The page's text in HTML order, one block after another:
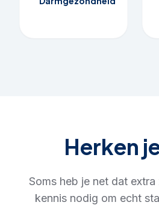
Herken
Soms heb je net dat
kennis nodig om echt